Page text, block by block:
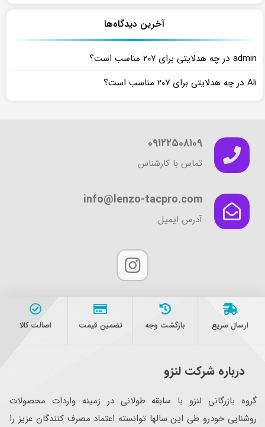
آخرین دیدگاه‌ها
admin درچه هدلایتی برای ۲۰۷ مناسب است؟
Ali درچه هدلایتی برای ۲۰۷ مناسب است؟
۰۹۱۲۲۵۰۸۱۰۹
تماس با کارشناس
info@lenzo-tacpro.com
آدرس ایمیل
ارسال سریع بازگشت وجه تضمین قیمت اصالت کالا
درباره شرکت لنزو
گروه بازرگانی لنزو با سابقه طولانی در زمینه واردات محصولات
روشنایی خودرو طی این سالها توانسته اعتماد مصرف کنندگان عزیز را